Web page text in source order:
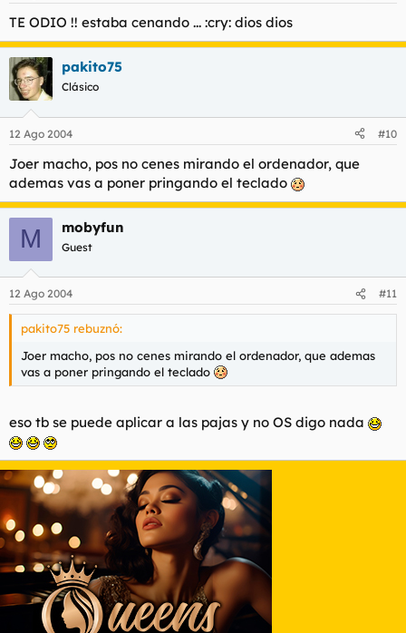
TE ODIO !! estaba cenando ... :cry: dios dios
pakito75
Clásico
12 Ago 2004 #10
Joer macho, pos no cenes mirando el ordenador, que
ademas vas a poner pringando el teclado
M mobyfun
Guest
12 Ago 2004 #11
pakito75 rebuznó:
Joer macho, pos no cenes mirando el ordenador, que ademas
vas a poner pringando el teclado
eso tb se puede aplicar a las pajas y no OS digo nada